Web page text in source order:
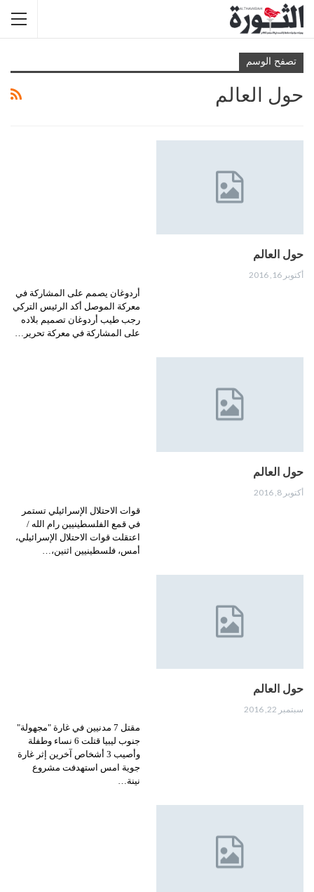
تصفح الوسم
حول العالم
حول العالم
أكتوبر 16, 2016
أردوغان يصمم على المشاركة في
معركة الموصل أكد الرئيس التركي
رجب طيب أردوغان تصميم بلاده
على المشاركة في معركة تحرير…
حول العالم
أكتوبر 8, 2016
قوات الاحتلال الإسرائيلي تستمر
في قمع الفلسطينيين رام الله /
اعتقلت قوات الاحتلال الإسرائيلي،
أمس، فلسطينيين اثنين،…
حول العالم
سبتمبر 22, 2016
مقتل 7 مدنيين في غارة "مجهولة"
جنوب ليبيا قتلت 6 نساء وطفلة
وأصيب 3 أشخاص آخرين إثر غارة
جوية امس استهدفت مشروع
نينة…